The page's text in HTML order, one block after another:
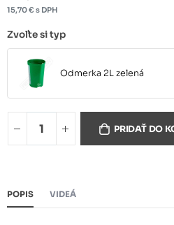
15,70 € s DPH
Zvoľte si typ
Odmerka 2L zelená
Odmerka 2L modrá
Odmerka 2L červená
PRIDAŤ DO
POPIS VIDEÁ